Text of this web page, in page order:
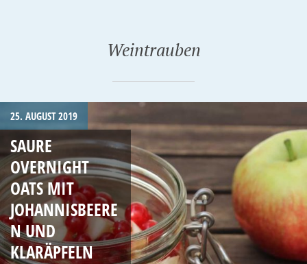
Weintrauben
25. AUGUST 2019
SAURE
OVERNIGHT
OATS MIT
JOHANNISBEERE
N UND
KLARÄPFELN